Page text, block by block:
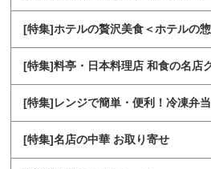
[特集]ホテルの贅沢美食＜ホテルの
[特集]料亭・日本料理店 和食の名店
[特集]レンジで簡単・便利！冷凍弁
[特集]名店の中華 お取り寄せ